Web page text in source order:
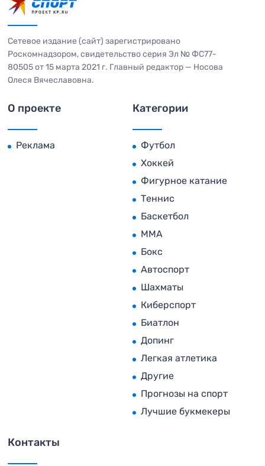
Сетевое издание (сайт) зарегистрировано
Роскомнадзором, свидетельство серия Эл № ФС77-
80505 от 15 марта 2021 г. Главный редактор — Носова
Олеся Вячеславовна.
О проекте
Реклама
Категории
Футбол
Хоккей
Фигурное катание
Теннис
Баскетбол
MMA
Бокс
Автоспорт
Шахматы
Киберспорт
Биатлон
Допинг
Легкая атлетика
Другие
Прогнозы на спорт
Лучшие букмекеры
Контакты